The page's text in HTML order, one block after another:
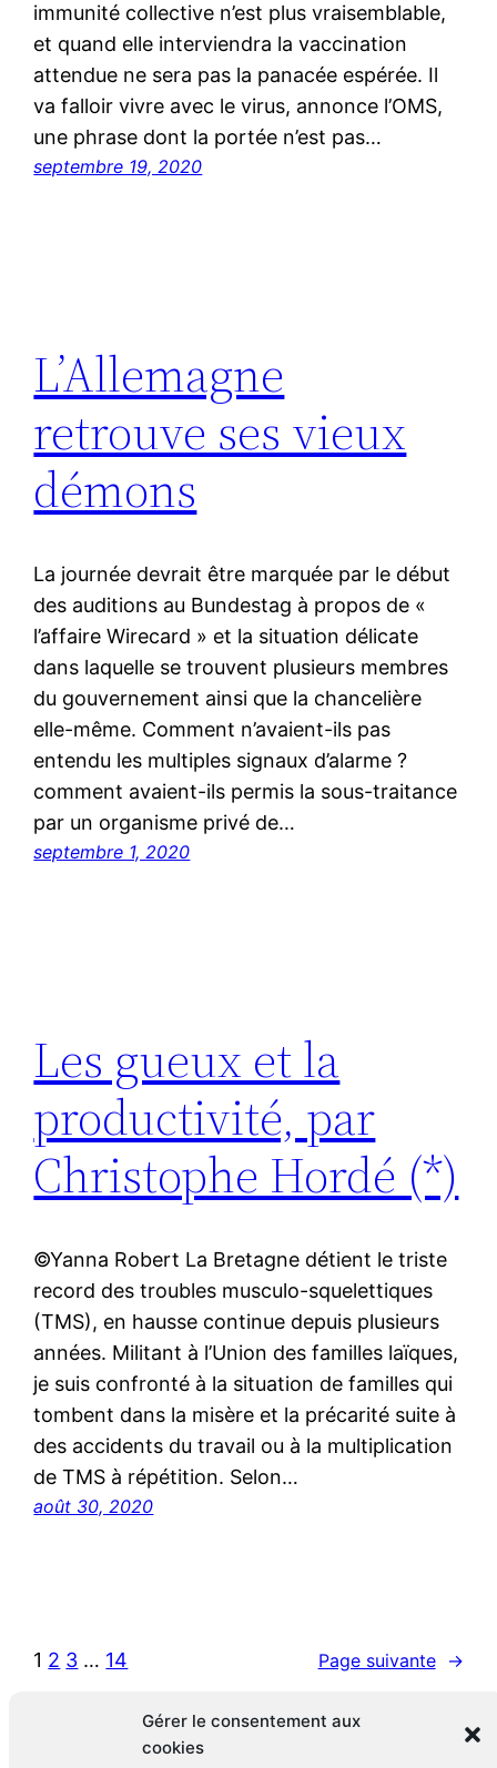
Gérer le consentement aux
cookies
immunité collective n’est plus vraisemblable,
et quand elle interviendra la vaccination
attendue ne sera pas la panacée espérée. Il
va falloir vivre avec le virus, annonce l’OMS,
une phrase dont la portée n’est pas…
septembre 19, 2020
L’Allemagne
retrouve ses vieux
démons
La journée devrait être marquée par le début
des auditions au Bundestag à propos de «
l’affaire Wirecard » et la situation délicate
dans laquelle se trouvent plusieurs membres
du gouvernement ainsi que la chancelière
elle-même. Comment n’avaient-ils pas
entendu les multiples signaux d’alarme ?
comment avaient-ils permis la sous-traitance
par un organisme privé de…
septembre 1, 2020
Les gueux et la
productivité, par
Christophe Hordé (*)
©Yanna Robert La Bretagne détient le triste
record des troubles musculo-squelettiques
(TMS), en hausse continue depuis plusieurs
années. Militant à l’Union des familles laïques,
je suis confronté à la situation de familles qui
tombent dans la misère et la précarité suite à
des accidents du travail ou à la multiplication
de TMS à répétition. Selon…
août 30, 2020
1 2 3 … 14 Page suivante →